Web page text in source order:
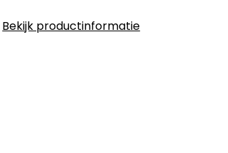
Bekijk productinformatie